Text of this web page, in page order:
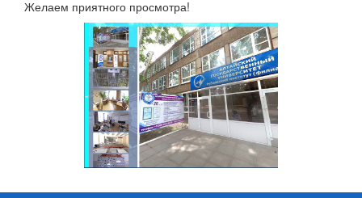
Желаем приятного просмотра!